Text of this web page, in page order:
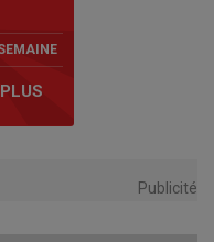
Publicité